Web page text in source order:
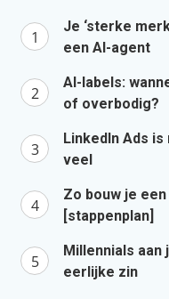
Je ‘sterke
een AI-agent
AI-labels:
of overbodig?
LinkedIn Ads
veel
Zo bouw je
[stappenplan]
Millennials aan
eerlijke zin